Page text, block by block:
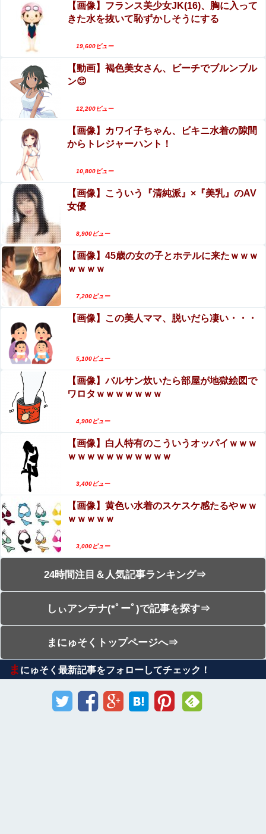
なエロおっぱい最高！
す。逮捕しろやｗｗｗ
秋元真夏、ノーブラノーパンを披露ｗｗタオル1枚
で隠す姿がほぼAV女優・・
エロ漫画『ネガティブちっぱいサキュバスが来
た』をrawやhitomiを使わずに無料で読む方法│蟹
【画像】フランス美少女JK(16)、胸に入って
きた水を抜いて恥ずかしそうにする
19,600ビュー
【動画】褐色美女さん、ビーチでブルンブル
ン😍
12,200ビュー
【画像】カワイ子ちゃん、ビキニ水着の隙間
からトレジャーハント！
10,800ビュー
【画像】こういう『清純派』×『美乳』のAV
女優
8,900ビュー
【画像】45歳の女の子とホテルに来たｗｗｗ
ｗｗｗｗ
7,200ビュー
【画像】この美人ママ、脱いだら凄い・・・
5,100ビュー
【画像】バルサン炊いたら部屋が地獄絵図で
ワロタｗｗｗｗｗｗｗ
4,900ビュー
【画像】白人特有のこういうオッパイｗｗｗ
ｗｗｗｗｗｗｗｗｗｗｗ
3,400ビュー
【画像】黄色い水着のスケスケ感たるやｗｗ
ｗｗｗｗｗ
3,000ビュー
24時間注目＆人気記事ランキング⇒
しぃアンテナ(*ﾟーﾟ)で記事を探す⇒
まにゅそくトップページへ⇒
ま にゅそく最新記事をフォローしてチェック！